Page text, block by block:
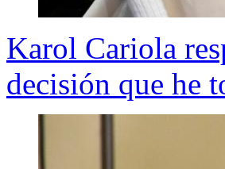
Karol Cariola
decisión que he